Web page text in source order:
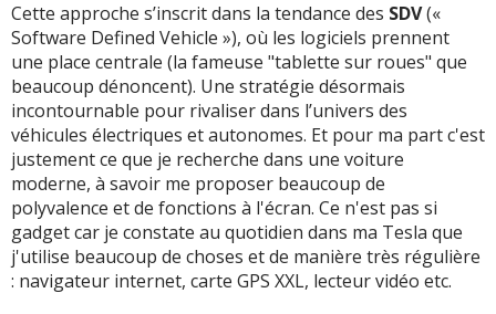
Cette approche s’inscrit dans la tendance des SDV(«
Software Defined Vehicle »), où les logiciels prennent
une place centrale (la fameuse "tablette sur roues" que
beaucoup dénoncent). Une stratégie désormais
incontournable pour rivaliser dans l’univers des
véhicules électriques et autonomes. Et pour ma part c'est
justement ce que je recherche dans une voiture
moderne, à savoir me proposer beaucoup de
polyvalence et de fonctions à l'écran. Ce n'est pas si
gadget car je constate au quotidien dans ma Tesla que
j'utilise beaucoup de choses et de manière très régulière
: navigateur internet, carte GPS XXL, lecteur vidéo etc.